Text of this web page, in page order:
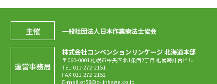
主催 一般社団法人日本作業療法士協会
運営事務局
株式会社コンベンションリンケージ 北海道本部
〒060-0001 札幌市中央区北1条西2丁目 札幌時計台ビル
TEL:011-272-2151
FAX:011-272-2152
E-mail:ot58@c-linkage.co.jp